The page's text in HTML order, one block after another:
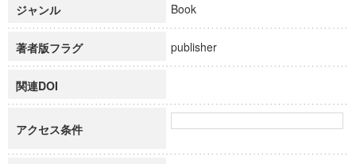
ジャンル Book
著者版フラグ publisher
関連DOI
アクセス条件